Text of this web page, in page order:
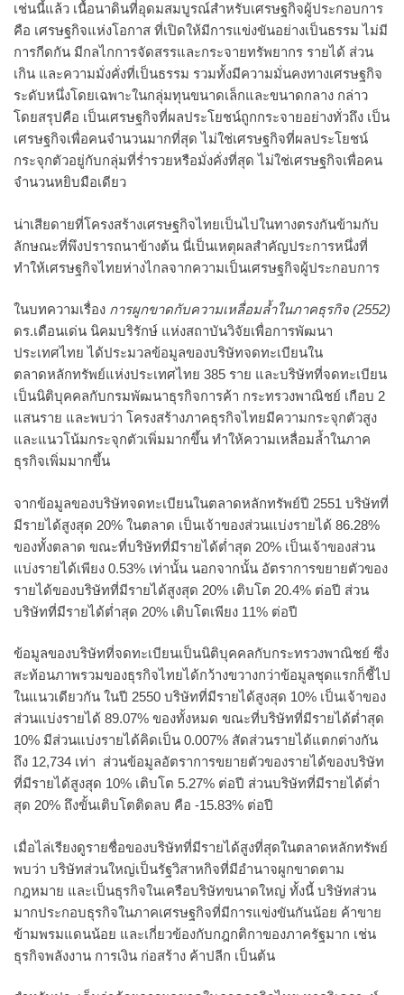
เช่นนี้แล้ว เนื้อนาดินที่อุดมสมบูรณ์สำหรับเศรษฐกิจผู้ประกอบการ
คือ เศรษฐกิจแห่งโอกาส ที่เปิดให้มีการแข่งขันอย่างเป็นธรรม ไม่มี
การกีดกัน มีกลไกการจัดสรรและกระจายทรัพยากร รายได้ ส่วน
เกิน และความมั่งคั่งที่เป็นธรรม รวมทั้งมีความมั่นคงทางเศรษฐกิจ
ระดับหนึ่งโดยเฉพาะในกลุ่มทุนขนาดเล็กและขนาดกลาง กล่าว
โดยสรุปคือ เป็นเศรษฐกิจที่ผลประโยชน์ถูกกระจายอย่างทั่วถึง เป็น
เศรษฐกิจเพื่อคนจำนวนมากที่สุด ไม่ใช่เศรษฐกิจที่ผลประโยชน์
กระจุกตัวอยู่กับกลุ่มที่ร่ำรวยหรือมั่งคั่งที่สุด ไม่ใช่เศรษฐกิจเพื่อคน
จำนวนหยิบมือเดียว
น่าเสียดายที่โครงสร้างเศรษฐกิจไทยเป็นไปในทางตรงกันข้ามกับ
ลักษณะที่พึงปรารถนาข้างต้น นี่เป็นเหตุผลสำคัญประการหนึ่งที่
ทำให้เศรษฐกิจไทยห่างไกลจากความเป็นเศรษฐกิจผู้ประกอบการ
ในบทความเรื่อง การผูกขาดกับความเหลื่อมล้ำในภาคธุรกิจ (2552)
ดร.เดือนเด่น นิคมบริรักษ์ แห่งสถาบันวิจัยเพื่อการพัฒนา
ประเทศไทย ได้ประมวลข้อมูลของบริษัทจดทะเบียนใน
ตลาดหลักทรัพย์แห่งประเทศไทย 385 ราย และบริษัทที่จดทะเบียน
เป็นนิติบุคคลกับกรมพัฒนาธุรกิจการค้า กระทรวงพาณิชย์ เกือบ 2
แสนราย และพบว่า โครงสร้างภาคธุรกิจไทยมีความกระจุกตัวสูง
และแนวโน้มกระจุกตัวเพิ่มมากขึ้น ทำให้ความเหลื่อมล้ำในภาค
ธุรกิจเพิ่มมากขึ้น
จากข้อมูลของบริษัทจดทะเบียนในตลาดหลักทรัพย์ปี 2551 บริษัทที่
มีรายได้สูงสุด 20% ในตลาด เป็นเจ้าของส่วนแบ่งรายได้ 86.28%
ของทั้งตลาด ขณะที่บริษัทที่มีรายได้ต่ำสุด 20% เป็นเจ้าของส่วน
แบ่งรายได้เพียง 0.53% เท่านั้น นอกจากนั้น อัตราการขยายตัวของ
รายได้ของบริษัทที่มีรายได้สูงสุด 20% เติบโต 20.4% ต่อปี ส่วน
บริษัทที่มีรายได้ต่ำสุด 20% เติบโตเพียง 11% ต่อปี
ข้อมูลของบริษัทที่จดทะเบียนเป็นนิติบุคคลกับกระทรวงพาณิชย์ ซึ่ง
สะท้อนภาพรวมของธุรกิจไทยได้กว้างขวางกว่าข้อมูลชุดแรกก็ชี้ไป
ในแนวเดียวกัน ในปี 2550 บริษัทที่มีรายได้สูงสุด 10% เป็นเจ้าของ
ส่วนแบ่งรายได้ 89.07% ของทั้งหมด ขณะที่บริษัทที่มีรายได้ต่ำสุด
10% มีส่วนแบ่งรายได้คิดเป็น 0.007% สัดส่วนรายได้แตกต่างกัน
ถึง 12,734 เท่า ส่วนข้อมูลอัตราการขยายตัวของรายได้ของบริษัท
ที่มีรายได้สูงสุด 10% เติบโต 5.27% ต่อปี ส่วนบริษัทที่มีรายได้ต่ำ
สุด 20% ถึงขั้นเติบโตติดลบ คือ -15.83% ต่อปี
เมื่อไล่เรียงดูรายชื่อของบริษัทที่มีรายได้สูงที่สุดในตลาดหลักทรัพย์
พบว่า บริษัทส่วนใหญ่เป็นรัฐวิสาหกิจที่มีอำนาจผูกขาดตาม
กฎหมาย และเป็นธุรกิจในเครือบริษัทขนาดใหญ่ ทั้งนี้ บริษัทส่วน
มากประกอบธุรกิจในภาคเศรษฐกิจที่มีการแข่งขันกันน้อย ค้าขาย
ข้ามพรมแดนน้อย และเกี่ยวข้องกับกฎกติกาของภาครัฐมาก เช่น
ธุรกิจพลังงาน การเงิน ก่อสร้าง ค้าปลีก เป็นต้น